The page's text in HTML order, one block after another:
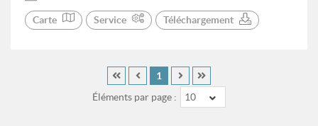
Carte Service Téléchargement
Éléments par page : 10
1